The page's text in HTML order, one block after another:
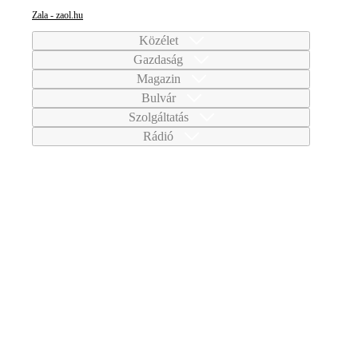
Zala - zaol.hu
Közélet
Gazdaság
Magazin
Bulvár
Szolgáltatás
Rádió